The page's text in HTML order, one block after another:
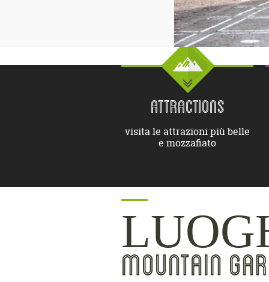
ATTRACTIONS
visita le attrazioni più belle
e mozzafiato
MOUNTAIN